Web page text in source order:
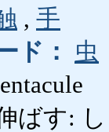
, 手
ド：
虫
ばす: